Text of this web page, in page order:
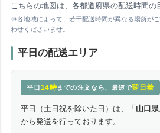
こちらの地図は、各都道府県の配送時間の
※各地域によって、若干配送時間が異なる場所が
わせくださいませ。
平日の配送エリア
平日 14時までの注文なら、最短で翌日着
平日（土日祝を除いた日）は、
「山口
から発送を行っております。